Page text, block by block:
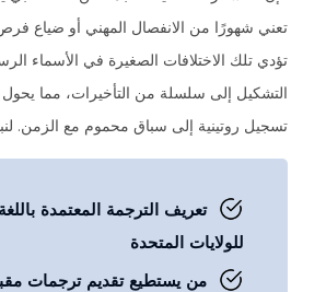
تعني شهورًا من الانفصال المهني أو ضياع
تؤدي تلك الاختلافات الصغيرة في الأسماء
التشكيل إلى سلسلة من التأخيرات، مما يحول
تسجيل روتينية إلى سباق محموم مع الزمن.
تعريف الترجمة المعتمدة
للولايات المتحدة
من يستطيع تقديم ترجمات